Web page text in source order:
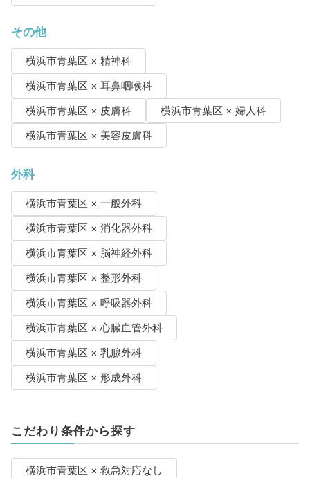
その他
横浜市青葉区 × 精神科
横浜市青葉区 × 耳鼻咽喉科
横浜市青葉区 × 皮膚科
横浜市青葉区 × 婦人科
横浜市青葉区 × 美容皮膚科
外科
横浜市青葉区 × 一般外科
横浜市青葉区 × 消化器外科
横浜市青葉区 × 脳神経外科
横浜市青葉区 × 整形外科
横浜市青葉区 × 呼吸器外科
横浜市青葉区 × 心臓血管外科
横浜市青葉区 × 乳腺外科
横浜市青葉区 × 形成外科
こだわり条件から探す
横浜市青葉区 × 救急対応なし